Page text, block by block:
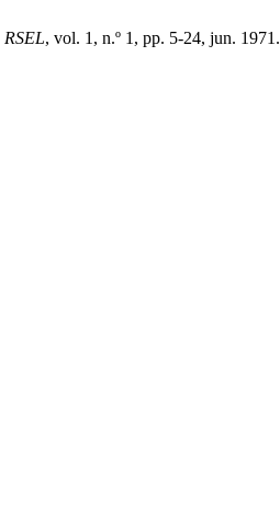
RSEL, vol. 1, n.º 1, pp. 5-24, jun. 1971.